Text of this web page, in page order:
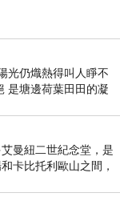
黑(USB2-
塞式耳機
CLASS 10
Micro USB具
光仍熾熱得叫人睜不
是塘邊荷葉田田的凝
紅
曼紐二世紀念堂，是
卡比托利歐山之間，
的第一位國